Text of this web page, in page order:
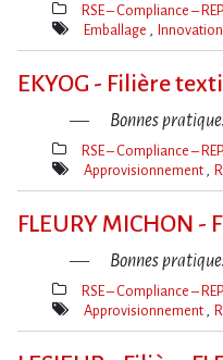
Thèmes(s)
RSE – Compliance – REP
Mot(s)-
Emballage Innovation
EKYOG - Filière
Bonnes
Thèmes(s)
RSE – Compliance – REP
Mot(s)-
Approvisionnement
FLEURY MICHON -
Bonnes
Thèmes(s)
RSE – Compliance – REP
Mot(s)-
Approvisionnement